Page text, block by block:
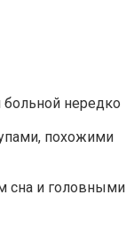
больной нередко
похожими
сна и головными